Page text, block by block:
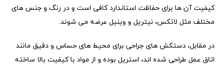
کیفیت آن ها برای حفاظت استاندارد کافی است و در رنگ و جنس های
مختلف مثل لاتکس، نیتریل و وینیل عرضه می شوند.
در مقابل، دستکش های جراحی برای محیط های حساس و دقیق مانند
اتاق عمل طراحی شده اند، استریل بوده و از مواد با کیفیت بالا ساخته